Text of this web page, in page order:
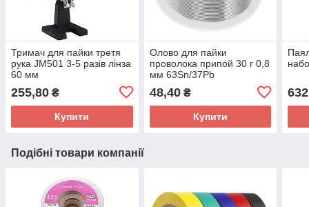
Тримач для пайки третя
рука JM501 3-5 разів лінза
60 мм
255,80 ₴
Купити
Олово для пайки
проволока припой 30 г 0,8
мм 63Sn/37Pb
48,40₴
Купити
Подібні товари компанії